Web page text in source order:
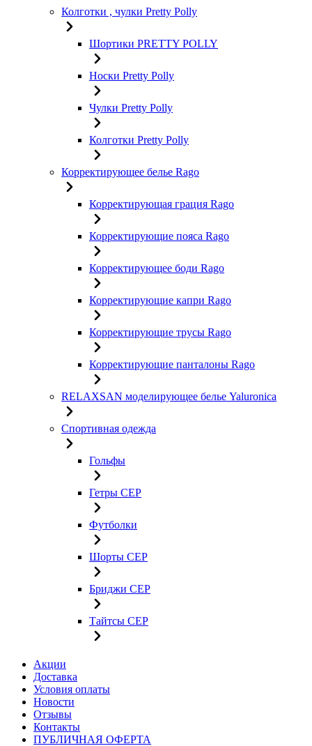
Колготки , чулки Pretty Polly
Шортики PRETTY POLLY
Носки Pretty Polly
Чулки Pretty Polly
Колготки Pretty Polly
Корректирующее белье Rago
Корректирующая грация Rago
Корректирующие пояса Rago
Корректирующее боди Rago
Корректирующие капри Rago
Корректирующие трусы Rago
Корректирующие панталоны Rago
RELAXSAN моделирующее белье Yaluroniсa
Спортивная одежда
Гольфы
Гетры CEP
Футболки
Шорты CEP
Бриджи CEP
Тайтсы CEP
Акции
Доставка
Условия оплаты
Новости
Отзывы
Контакты
ПУБЛИЧНАЯ ОФЕРТА